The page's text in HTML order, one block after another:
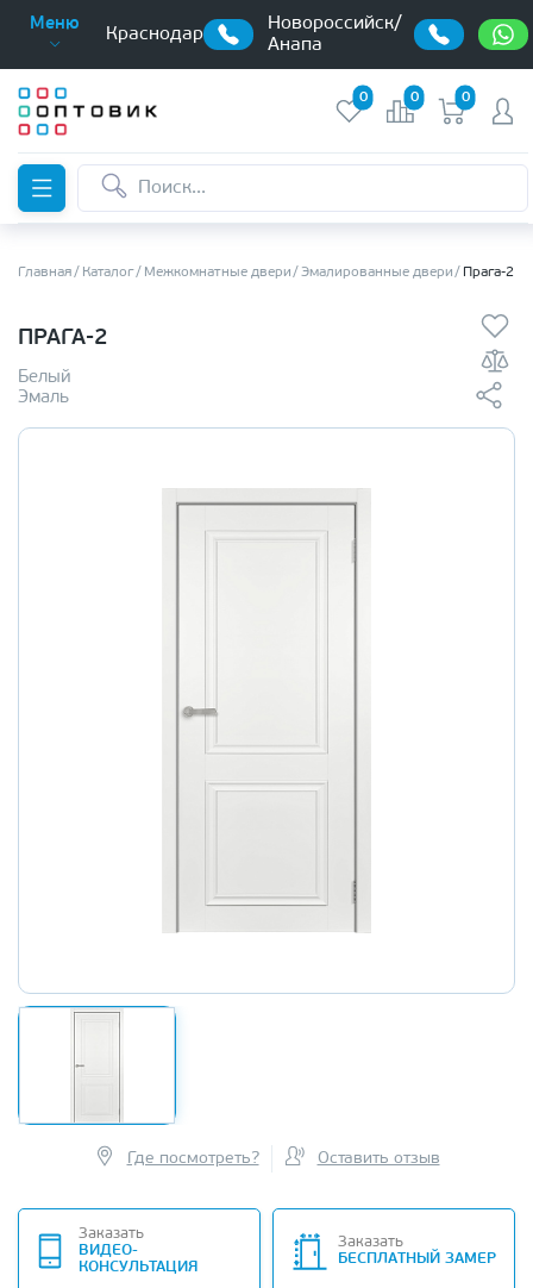
Меню
Краснодар
Новороссийск/
Анапа
0 0 0
Главная Каталог Межкомнатные двери Эмалированные двери Прага-2
ПРАГА-2
Белый
Эмаль
Где посмотреть? Оставить отзыв
Заказать
ВИДЕО-
КОНСУЛЬТАЦИЯ
Заказать
БЕСПЛАТНЫЙ ЗАМЕР